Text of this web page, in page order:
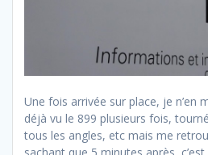
Une fois arrivée sur place, je n’en
déjà vu le 899 plusieurs fois,
tous les angles, etc mais me
sachant que 5 minutes après,